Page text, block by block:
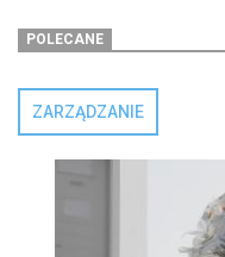
POLECANE
ZARZĄDZANIE